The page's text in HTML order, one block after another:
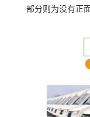
部分则为没有正